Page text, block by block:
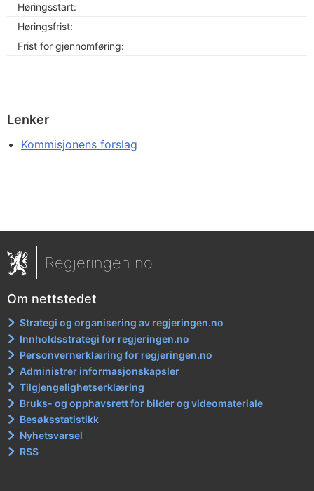
Høringsstart:
Høringsfrist:
Frist for gjennomføring:
Lenker
Kommisjonens forslag
Regjeringen.no
Om nettstedet
Strategi og organisering av regjeringen.no
Innholdsstrategi for regjeringen.no
Personvernerklæring for regjeringen.no
Administrer informasjonskapsler
Tilgjengelighetserklæring
Bruks- og opphavsrett for bilder og videomateriale
Besøksstatistikk
Nyhetsvarsel
RSS